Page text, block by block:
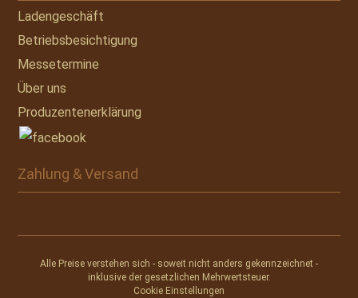
Ladengeschäft
Betriebsbesichtigung
Messetermine
Über uns
Produzentenerklärung
Zahlung & Versand
Alle Preise verstehen sich - soweit nicht anders gekennzeichnet -
inklusive der gesetzlichen Mehrwertsteuer.
Cookie Einstellungen